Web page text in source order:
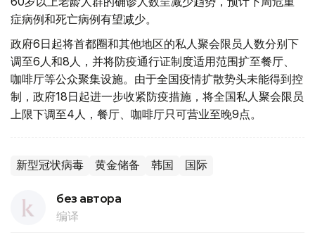
症病例和死亡病例有望减少。
政府6日起将首都圈和其他地区的私人聚会限员人数分别下
调至6人和8人，并将防疫通行证制度适用范围扩至餐厅、
咖啡厅等公众聚集设施。由于全国疫情扩散势头未能得到控
制，政府18日起进一步收紧防疫措施，将全国私人聚会限员
上限下调至4人，餐厅、咖啡厅只可营业至晚9点。
新型冠状病毒 黄金储备 韩国 国际
без автора
编译